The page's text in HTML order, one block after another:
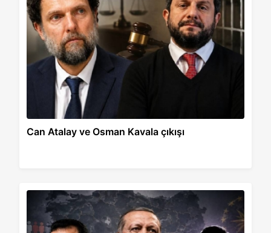
Can Atalay ve Osman Kavala çıkışı